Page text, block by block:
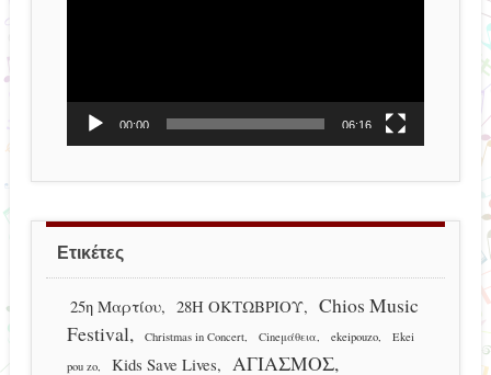
00:00 06:16
Ετικέτες
25η Μαρτίου 28Η ΟΚΤΩΒΡΙΟΥ
Chios Music
Festival
Christmas in Concert Cineμάθεια ekeipouzo
Ekei
pou zo
Kids Save Lives ΑΓΙΑΣΜΟΣ